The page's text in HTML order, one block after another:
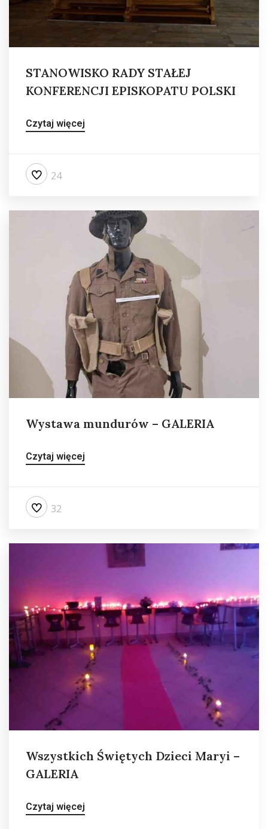
STANOWISKO RADY STAŁEJ
KONFERENCJI EPISKOPATU POLSKI
Czytaj więcej
24
Wystawa mundurów – GALERIA
Czytaj więcej
32
Wszystkich Świętych Dzieci Maryi –
GALERIA
Czytaj więcej